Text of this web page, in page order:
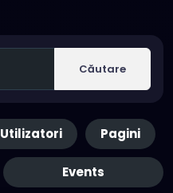
Căutare
Utilizatori Pagini
Events